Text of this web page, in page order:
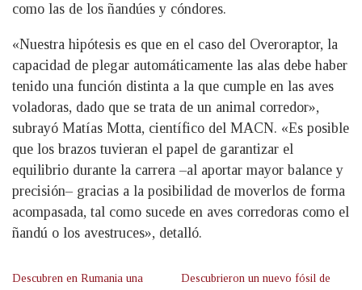
como las de los ñandúes y cóndores.
«Nuestra hipótesis es que en el caso del Overoraptor, la
capacidad de plegar automáticamente las alas debe haber
tenido una función distinta a la que cumple en las aves
voladoras, dado que se trata de un animal corredor»,
subrayó Matías Motta, científico del MACN. «Es posible
que los brazos tuvieran el papel de garantizar el
equilibrio durante la carrera –al aportar mayor balance y
precisión– gracias a la posibilidad de moverlos de forma
acompasada, tal como sucede en aves corredoras como el
ñandú o los avestruces», detalló.
Descubren en Rumania una
Descubrieron un nuevo fósil de